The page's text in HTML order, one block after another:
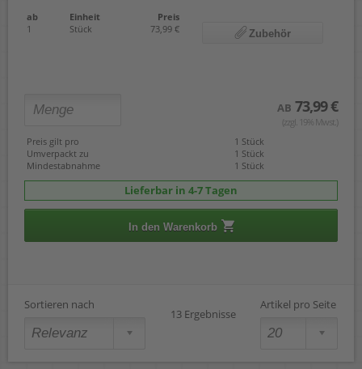
ab Einheit
Preis
1
Stück 73,99 € Zubehör
AB 73,99 €
(zzgl. 19% Mwst.)
Preis gilt pro
1 Stück
Umverpackt zu
1 Stück
Mindestabnahme
1 Stück
Lieferbar in 4-7 Tagen
In den Warenkorb
Sortieren nach
13 Ergebnisse
Artikel pro Seite